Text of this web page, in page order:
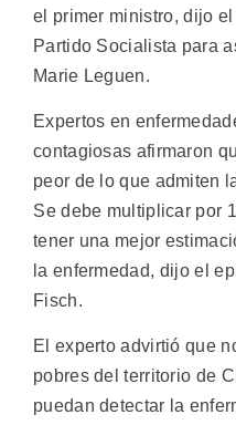
el primer ministro, dijo
Partido Socialista para
Marie Leguen.
Expertos en
contagiosas afirmaron
peor de lo que admiten
Se debe multiplicar por
tener una mejor
la enfermedad, dijo el
Fisch.
El experto advirtió que
pobres del territorio de
puedan detectar la